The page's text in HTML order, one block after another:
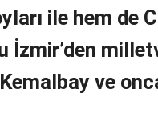
ile hem de
İzmir’den
ve